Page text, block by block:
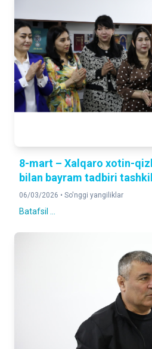
8-mart – Xalqaro xotin-
bilan bayram tadbiri
06/03/2026 • So'nggi yangiliklar
Batafsil ...